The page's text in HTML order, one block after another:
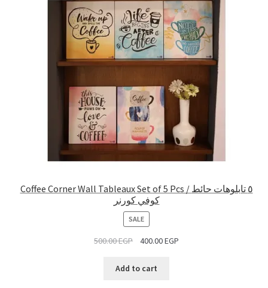
Coffee Corner Wall Tableaux Set of 5 Pcs / ٥ تابلوهات حائط
كوفي كورنر
SALEPRODUCT
ON
SALE
500.00EGP 400.00EGP
Add to cart